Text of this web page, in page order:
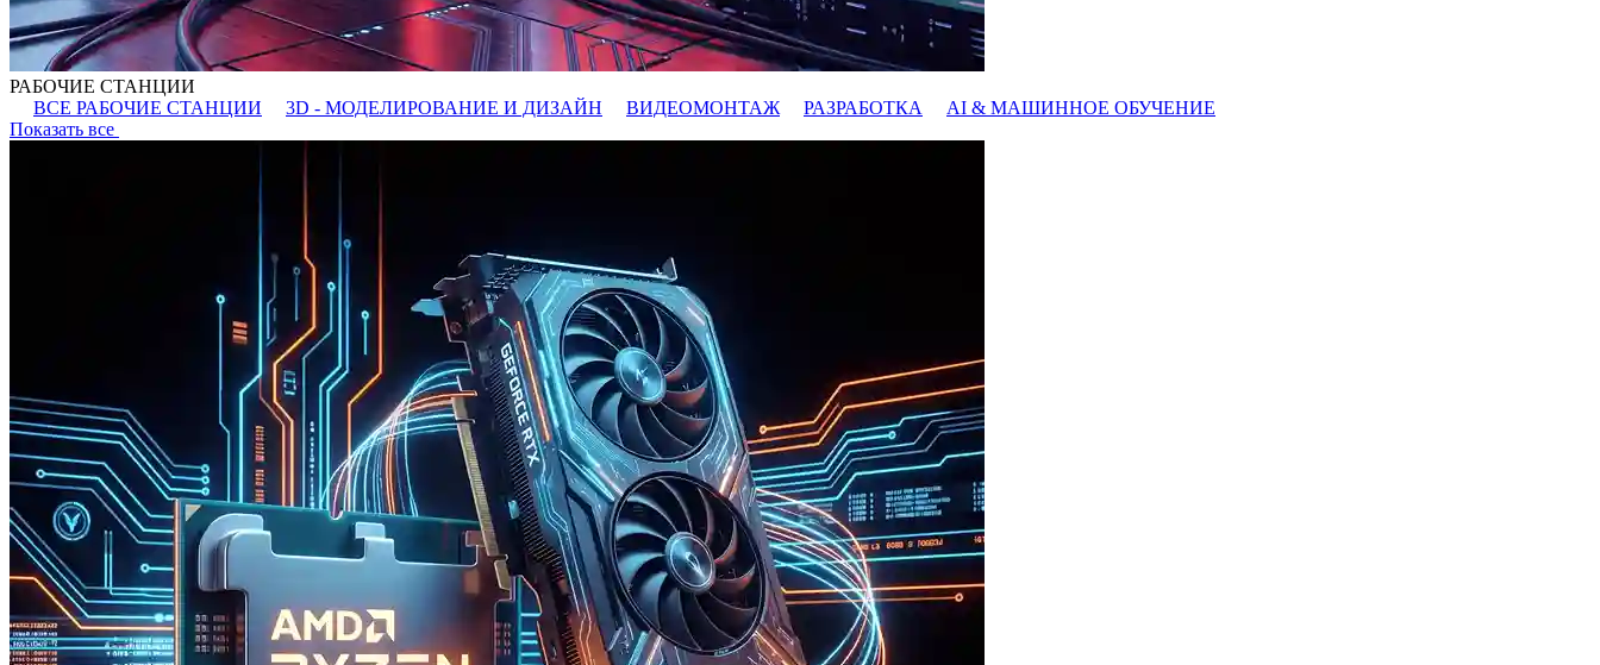
РАБОЧИЕ СТАНЦИИ
ВСЕ РАБОЧИЕ СТАНЦИИ
3D - МОДЕЛИРОВАНИЕ И ДИЗАЙН ВИДЕОМОНТАЖ РАЗРАБОТКА
AI & МАШИННОЕ ОБУЧЕНИЕ
Показать все